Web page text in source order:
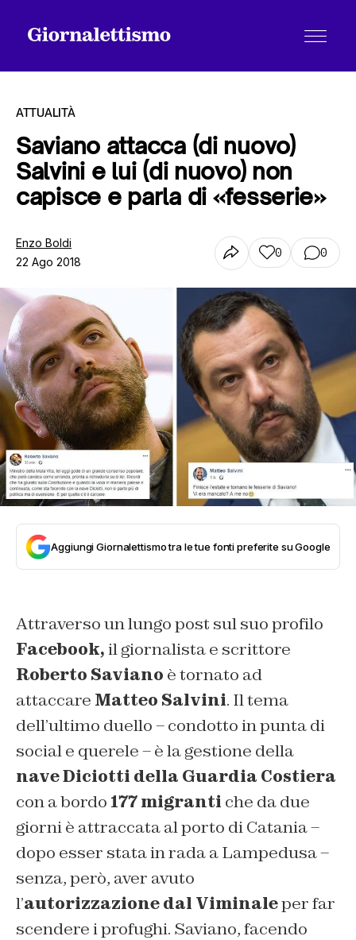
Tutti gli articoli
Chi siamo
Contatti
ATTUALITÀ
Saviano attacca (di nuovo)
Salvini e lui (di nuovo) non
capisce e parla di «fesserie»
Enzo Boldi
22 Ago 2018
0 0
Aggiungi Giornalettismo tra le tue fonti preferite su Google
Attraverso un lungo post sul suo profilo
Facebook,il giornalista e scrittore
Roberto Saviano è tornato ad
attaccare Matteo Salvini. Il tema
dell’ultimo duello – condotto in punta di
social e querele – è la gestione della
nave Diciotti della Guardia Costiera
con a bordo 177 migranti che da due
giorni è attraccata al porto di Catania –
dopo esser stata in rada a Lampedusa –
senza, però, aver avuto
l’autorizzazione dal Viminaleper far
scendere i profughi. Saviano, facendo